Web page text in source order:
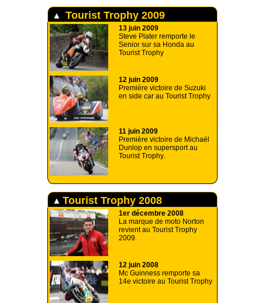
Tourist Trophy 2009
13 juin 2009
Steve Plater remporte le
Senior sur sa Honda au
Tourist Trophy
12 juin 2009
Première victoire de Suzuki
en side car au Tourist Trophy
11 juin 2009
Première victoire de Michaël
Dunlop en supersport au
Tourist Trophy.
Tourist Trophy 2008
1er décembre 2008
La marque de moto Norton
revient au Tourist Trophy
2009.
12 juin 2008
Mc Guinness remporte sa
14e victoire au Tourist Trophy